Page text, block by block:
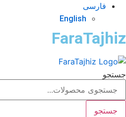
فارسی
English
جستجو